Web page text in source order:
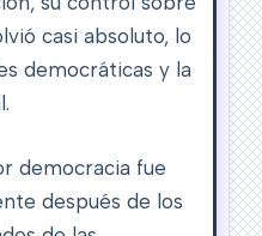
casi absoluto, lo
democráticas y la
democracia fue
después de los